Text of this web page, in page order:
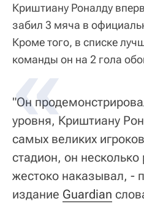
Криштиану Роналду
забил 3 мяча в
Кроме того, в списке
команды он на 2 гола
"Он
уровня, Криштиану
самых великих
стадион, он несколько
жестоко наказывал, -
издание Guardian